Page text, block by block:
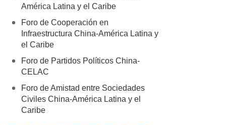
América Latina y el Caribe
Foro de Cooperación en
Infraestructura China-América Latina y
el Caribe
Foro de Partidos Políticos China-
CELAC
Foro de Amistad entre Sociedades
Civiles China-América Latina y el
Caribe